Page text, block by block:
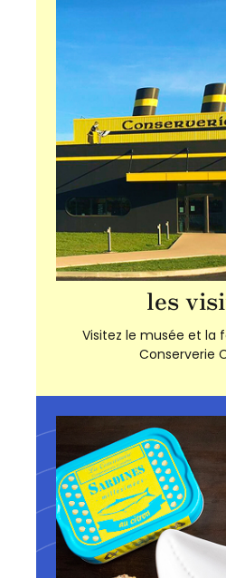
les
Visitez le musée et la
Conserverie